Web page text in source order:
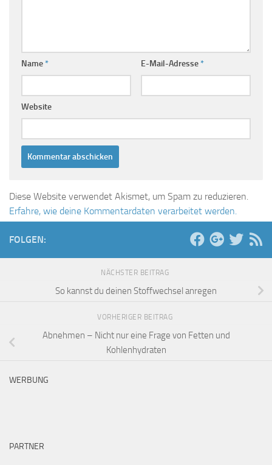
Name* E-Mail-Adresse*
Website
Diese Website verwendet Akismet, um Spam zu reduzieren.
Erfahre, wie deine Kommentardaten verarbeitet werden.
FOLGEN:
NÄCHSTER BEITRAG
So kannst du deinen Stoffwechsel anregen
VORHERIGER BEITRAG
Abnehmen – Nicht nur eine Frage von Fetten und
Kohlenhydraten
WERBUNG
PARTNER